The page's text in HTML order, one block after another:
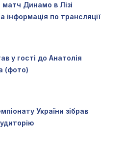
Динамо в Лізі
інформація по трансляції
у гості до Анатолія
(фото)
України зібрав